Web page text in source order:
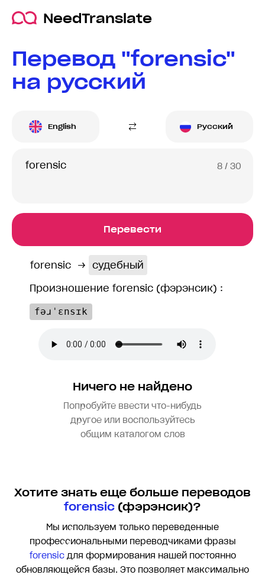
NeedTranslate
Перевод "forensic"
на русский
English Русский
8 / 30
Перевести
forensic → судебный
Произношение forensic (фэрэнсик) :
fəɹˈɛnsɪk
Ничего не найдено
Попробуйте ввести что-нибудь
другое или воспользуйтесь
общим каталогом слов
Хотите знать еще больше переводов
forensic (фэрэнсик)?
Мы используем только переведенные
профессиональными переводчиками фразы
forensicдля формирования нашей постоянно
обновляющейся базы. Это позволяет максимально